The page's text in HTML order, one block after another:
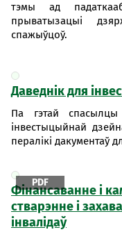
тэмы ад
прыватызацыі
спажыўцоў.
Даведнік для
Па гэтай
інвестыцыйнай
пералікі дакументаў
PDF
Фінансаванне і
стварэнне і
інвалідаў